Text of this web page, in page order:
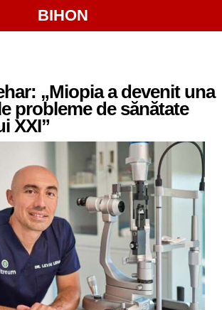
BIHON
„Miopia a devenit una
probleme de sănătate
XXI”